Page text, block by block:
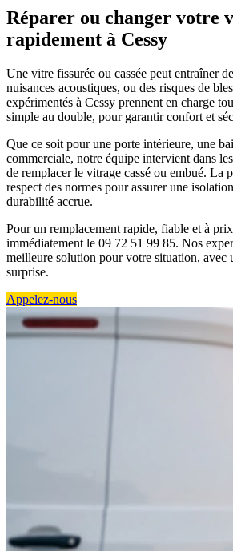
Réparer ou changer votre
rapidement à Cessy
Une vitre fissurée ou cassée peut entraîner
nuisances acoustiques, ou des risques de
expérimentés à Cessy prennent en charge
simple au double, pour garantir confort et
Que ce soit pour une porte intérieure, une
commerciale, notre équipe intervient dans
de remplacer le vitrage cassé ou embué. La
respect des normes pour assurer une
durabilité accrue.
Pour un remplacement rapide, fiable et à
immédiatement le 09 72 51 99 85. Nos
meilleure solution pour votre situation, avec
surprise.
Appelez-nous